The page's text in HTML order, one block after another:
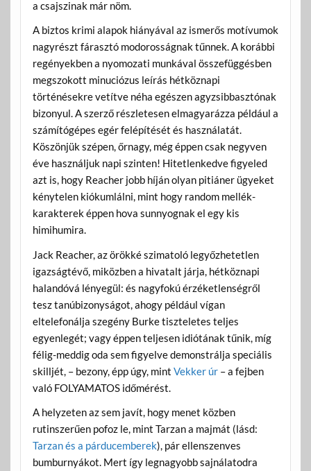
a csajszinak már nöm.
A biztos krimi alapok hiányával az ismerős motívumok
nagyrészt fárasztó modorosságnak tűnnek. A korábbi
regényekben a nyomozati munkával összefüggésben
megszokott minuciózus leírás hétköznapi
történésekre vetítve néha egészen agyzsibbasztónak
bizonyul. A szerző részletesen elmagyarázza például a
számítógépes egér felépítését és használatát.
Köszönjük szépen, őrnagy, még éppen csak negyven
éve használjuk napi szinten! Hitetlenkedve figyeled
azt is, hogy Reacher jobb híján olyan pitiáner ügyeket
kénytelen kiókumlálni, mint hogy random mellék-
karakterek éppen hova sunnyognak el egy kis
himihumira.
Jack Reacher, az örökké szimatoló legyőzhetetlen
igazságtévő, miközben a hivatalt járja, hétköznapi
halandóvá lényegül: és nagyfokú érzéketlenségről
tesz tanúbizonyságot, ahogy például vígan
eltelefonálja szegény Burke tiszteletes teljes
egyenlegét; vagy éppen teljesen idiótának tűnik, míg
félig-meddig oda sem figyelve demonstrálja speciális
skilljét, – bezony, épp úgy, mint Vekker úr– a fejben
való FOLYAMATOS időmérést.
A helyzeten az sem javít, hogy menet közben
rutinszerűen pofoz le, mint Tarzan a majmát (lásd:
Tarzan és a párducemberek), pár ellenszenves
bumburnyákot. Mert így legnagyobb sajnálatodra